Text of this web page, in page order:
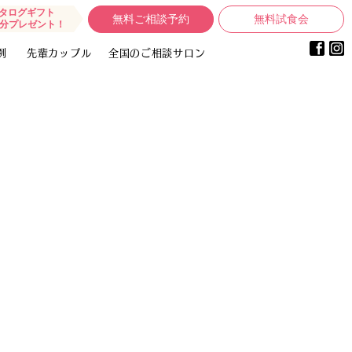
ログギフト
プレゼント！
無料ご相談予約 無料試食会
先輩カップル 全国のご相談サロン